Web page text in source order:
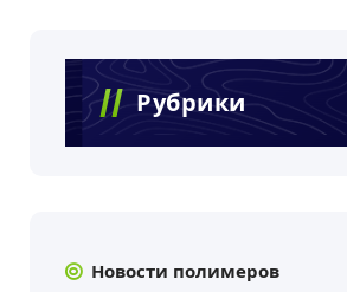
Рубрики
Новости полимеров